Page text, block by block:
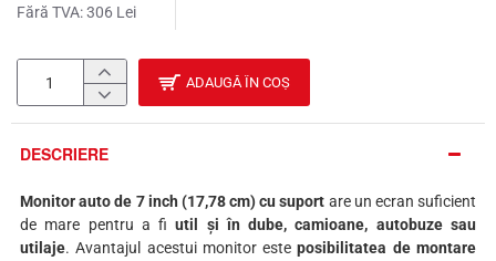
Fără TVA: 306 Lei
ADAUGĂ ÎN COȘ
DESCRIERE
Monitor auto de 7 inch (17,78 cm) cu suport are un ecran suficient
de mare pentru a fiutil și în dube, camioane, autobuze sau
utilaje. Avantajul acestui monitor esteposibilitatea de montare